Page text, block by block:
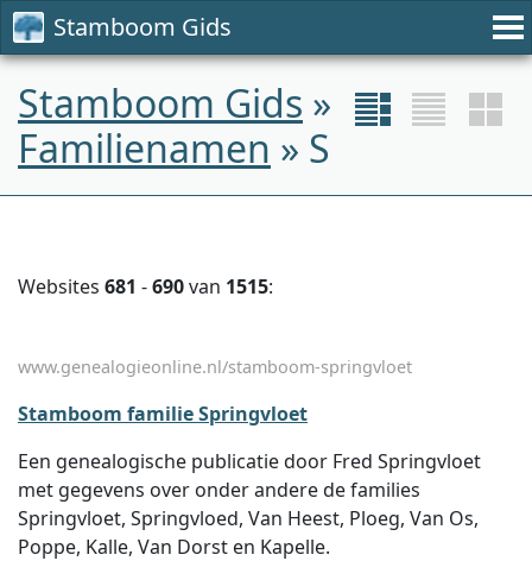
Stamboom Gids
Stamboom Gids »
Familienamen » S
Websites 681 -690van 1515:
www.genealogieonline.nl/stamboom-springvloet
Stamboom familie Springvloet
Een genealogische publicatie door Fred Springvloet
met gegevens over onder andere de families
Springvloet, Springvloed, Van Heest, Ploeg, Van Os,
Poppe, Kalle, Van Dorst en Kapelle.